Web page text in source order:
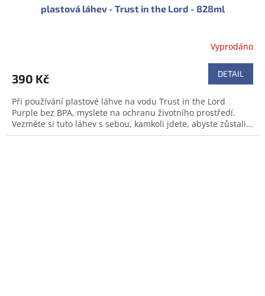
plastová láhev - Trust in the Lord - 828ml
je
z
5
hvězdiček.
Vyprodáno
390 Kč DETAIL
Při používání plastové láhve na vodu Trust in the Lord
Purple bez BPA, myslete na ochranu životního prostředí.
Vezměte si tuto láhev s sebou, kamkoli jdete, abyste zůstali...